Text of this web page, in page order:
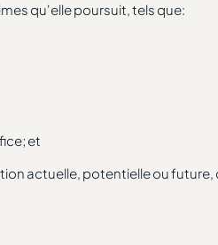
qu'elle poursuit, tels que:
et
actuelle, potentielle ou